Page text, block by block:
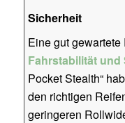
Sicherheit
Eine gut
Fahrstabilität und
Pocket Stealth“
den richtigen
geringeren